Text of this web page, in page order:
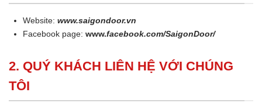
Website:www.saigondoor.vn
Facebook page:www.facebook.com/SaigonDoor/
2. QUÝ KHÁCH LIÊN HỆ VỚI CHÚNG
TÔI